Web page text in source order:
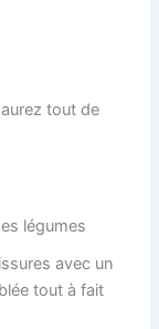
tout de
légumes
avec un
tout à fait